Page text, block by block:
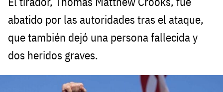
abatido por las autoridades tras el ataque,
que también dejó una persona fallecida y
dos heridos graves.